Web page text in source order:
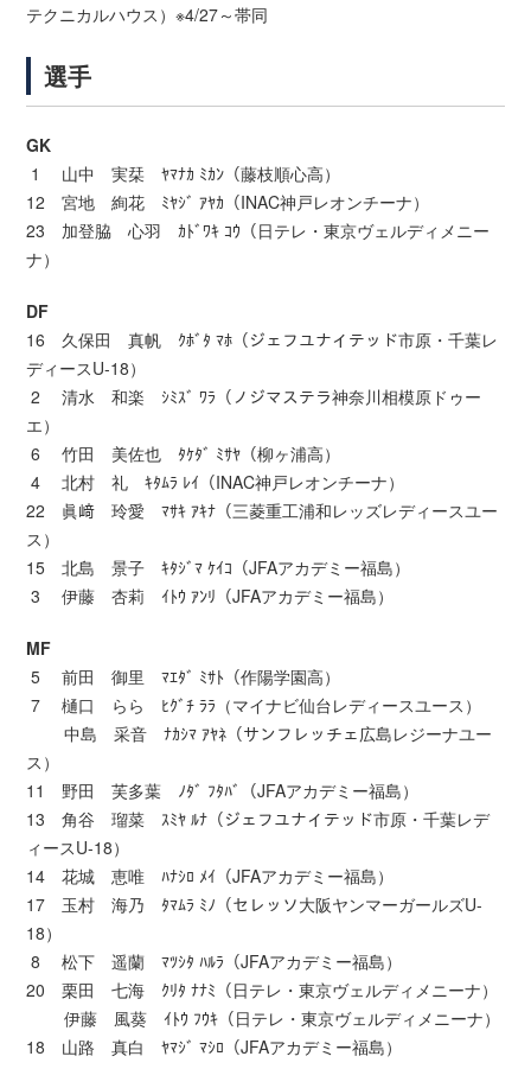
テクニカルハウス）※4/27～帯同
選手
GK
1 山中 実栞 ﾔﾏﾅｶ ﾐｶﾝ（藤枝順心高）
12 宮地 絢花 ﾐﾔｼﾞ ｱﾔｶ（INAC神戸レオンチーナ）
23 加登脇 心羽 ｶﾄﾞﾜｷ ｺｳ（日テレ・東京ヴェルディメニー
ナ）
DF
16 久保田 真帆 ｸﾎﾞﾀ ﾏﾎ（ジェフユナイテッド市原・千葉レ
ディースU-18）
2 清水 和楽 ｼﾐｽﾞ ﾜﾗ（ノジマステラ神奈川相模原ドゥー
エ）
6 竹田 美佐也 ﾀｹﾀﾞ ﾐｻﾔ（柳ヶ浦高）
4 北村 礼 ｷﾀﾑﾗ ﾚｲ（INAC神戸レオンチーナ）
22 眞﨑 玲愛 ﾏｻｷ ｱｷﾅ（三菱重工浦和レッズレディースユー
ス）
15 北島 景子 ｷﾀｼﾞﾏ ｹｲｺ（JFAアカデミー福島）
3 伊藤 杏莉 ｲﾄｳ ｱﾝﾘ（JFAアカデミー福島）
MF
5 前田 御里 ﾏｴﾀﾞ ﾐｻﾄ（作陽学園高）
7 樋口 らら ﾋｸﾞﾁ ﾗﾗ（マイナビ仙台レディースユース）
中島 采音 ﾅｶｼﾏ ｱﾔﾈ（サンフレッチェ広島レジーナユー
ス）
11 野田 芙多葉 ﾉﾀﾞ ﾌﾀﾊﾞ（JFAアカデミー福島）
13 角谷 瑠菜 ｽﾐﾔ ﾙﾅ（ジェフユナイテッド市原・千葉レデ
ィースU-18）
14 花城 恵唯 ﾊﾅｼﾛ ﾒｲ（JFAアカデミー福島）
17 玉村 海乃 ﾀﾏﾑﾗ ﾐﾉ（セレッソ大阪ヤンマーガールズU-
18）
8 松下 遥蘭 ﾏﾂｼﾀ ﾊﾙﾗ（JFAアカデミー福島）
20 栗田 七海 ｸﾘﾀ ﾅﾅﾐ（日テレ・東京ヴェルディメニーナ）
伊藤 風葵 ｲﾄｳ ﾌｳｷ（日テレ・東京ヴェルディメニーナ）
18 山路 真白 ﾔﾏｼﾞ ﾏｼﾛ（JFAアカデミー福島）